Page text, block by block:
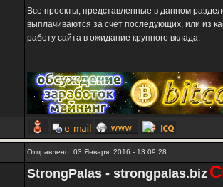
Все проекты, представленные в данном
выплачиваются за счёт последующих, или из
работу сайта в ожидание крупного вклада.
-----
Отправлено: 03 Января, 2016 - 13:09:28
StrongPalas - strongpalas.biz